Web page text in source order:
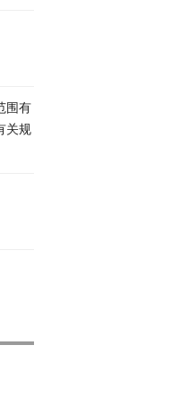
围有
关规